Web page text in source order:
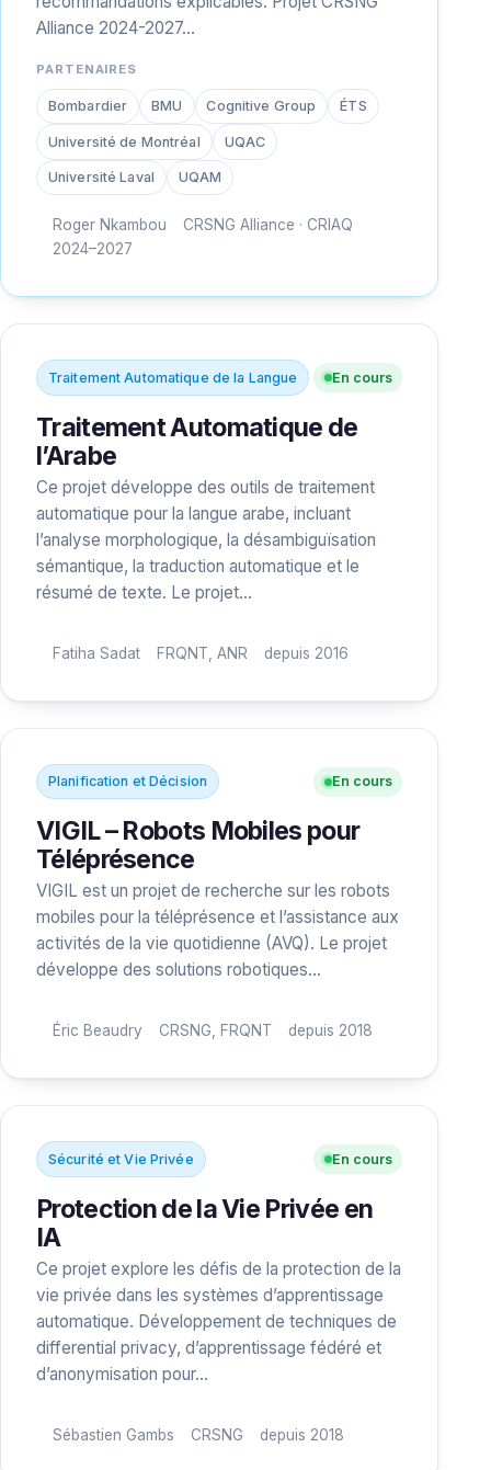
Alliance 2024-2027…
PARTENAIRES
Bombardier BMU Cognitive Group ÉTS
Université de Montréal UQAC
Université Laval UQAM
Roger Nkambou
CRSNG Alliance · CRIAQ
2024–2027
Traitement Automatique de la Langue En cours
Traitement Automatique de
l’Arabe
Ce projet développe des outils de traitement
automatique pour la langue arabe, incluant
l’analyse morphologique, la désambiguïsation
sémantique, la traduction automatique et le
résumé de texte. Le projet…
Fatiha Sadat FRQNT, ANR depuis 2016
Planification et Décision En cours
VIGIL – Robots Mobiles pour
Téléprésence
VIGIL est un projet de recherche sur les robots
mobiles pour la téléprésence et l’assistance aux
activités de la vie quotidienne (AVQ). Le projet
développe des solutions robotiques…
Éric Beaudry CRSNG, FRQNT depuis 2018
Sécurité et Vie Privée En cours
Protection de la Vie Privée en
IA
Ce projet explore les défis de la protection de la
vie privée dans les systèmes d’apprentissage
automatique. Développement de techniques de
differential privacy, d’apprentissage fédéré et
d’anonymisation pour…
Sébastien Gambs CRSNG depuis 2018